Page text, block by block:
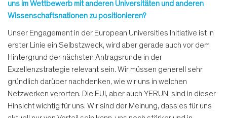
uns im Wettbewerb mit anderen Universitäten und anderen
Wissenschaftsnationen zu positionieren?
Unser Engagement in der European Universities Initiative ist in
erster Linie ein Selbstzweck, wird aber gerade auch vor dem
Hintergrund der nächsten Antragsrunde in der
Exzellenzstrategie relevant sein. Wir müssen generell sehr
gründlich darüber nachdenken, wie wir uns in welchen
Netzwerken verorten. Die EUI, aber auch YERUN, sind in dieser
Hinsicht wichtig für uns. Wir sind der Meinung, dass es für uns